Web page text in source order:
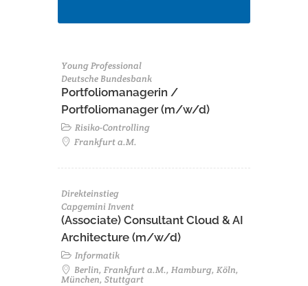
Young Professional
Deutsche Bundesbank
Portfoliomanagerin /
Portfoliomanager (m/w/d)
Risiko-Controlling
Frankfurt a.M.
Direkteinstieg
Capgemini Invent
(Associate) Consultant Cloud & AI
Architecture (m/w/d)​ ​
Informatik
Berlin, Frankfurt a.M., Hamburg, Köln,
München, Stuttgart